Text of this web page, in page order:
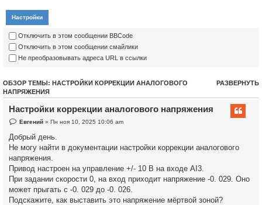
Настройки
Отключить в этом сообщении BBCode
Отключить в этом сообщении смайлики
Не преобразовывать адреса URL в ссылки
РАЗВЕРНУТЬ
ОБЗОР ТЕМЫ: НАСТРОЙКИ КОРРЕКЦИИ АНАЛОГОВОГО
НАПРЯЖЕНИЯ
Настройки коррекции аналогового напряжения
Евгений » Пн ноя 10, 2025 10:06 am
Добрый день.
Не могу найти в документации настройки коррекции аналогового
напряжения.
Привод настроен на управление +/- 10 В на входе AI3.
При задании скорости 0, на вход приходит напряжение -0. 029. Оно
может прыгать с -0. 029 до -0. 026.
Подскажите, как выставить это напряжение мёртвой зоной?